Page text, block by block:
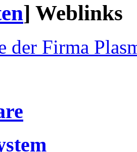
] Weblinks
der Firma